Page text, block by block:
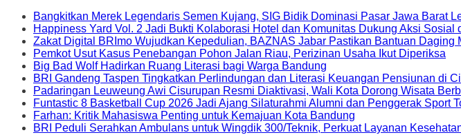
Bangkitkan Merek Legendaris Semen Kujang, SIG Bidik Dominasi Pasar Jawa Barat
Happiness Yard Vol. 2 Jadi Bukti Kolaborasi Hotel dan Komunitas Dukung Aksi Sosial
Zakat Digital BRImo Wujudkan Kepedulian, BAZNAS Jabar Pastikan Bantuan Daging
Pemkot Usut Kasus Penebangan Pohon Jalan Riau, Perizinan Usaha Ikut Diperiksa
Big Bad Wolf Hadirkan Ruang Literasi bagi Warga Bandung
BRI Gandeng Taspen Tingkatkan Perlindungan dan Literasi Keuangan Pensiunan di
Padaringan Leuweung Awi Cisurupan Resmi Diaktivasi, Wali Kota Dorong Wisata
Funtastic 8 Basketball Cup 2026 Jadi Ajang Silaturahmi Alumni dan Penggerak Sport
Farhan: Kritik Mahasiswa Penting untuk Kemajuan Kota Bandung
BRI Peduli Serahkan Ambulans untuk Wingdik 300/Teknik, Perkuat Layanan